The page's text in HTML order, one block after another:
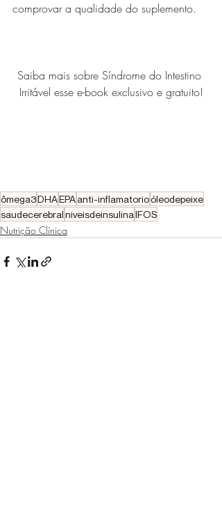
comprovar a qualidade do suplemento.
Saiba mais sobre Síndrome do Intestino
Irritável esse e-book exclusivo e gratuito!
ômega3DHAEPAanti-inflamatorioóleodepeixe
saudecerebralniveisdeinsulinaIFOS
Nutrição Clínica